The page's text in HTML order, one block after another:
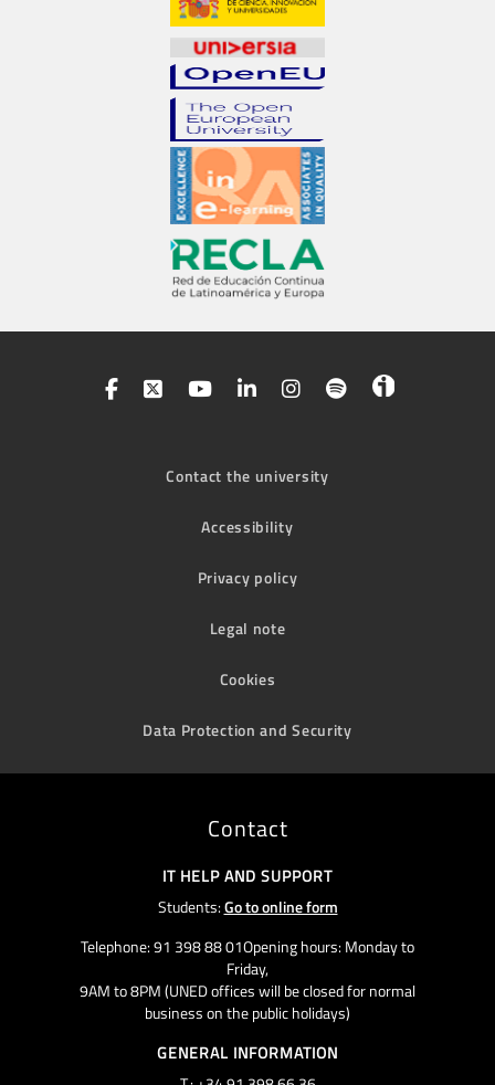
Contact the university
Accessibility
Privacy policy
Legal note
Cookies
Data Protection and Security
Contact
IT HELP AND SUPPORT
Students:Go to online form
Telephone: 91 398 88 01Opening hours: Monday to
Friday,
9AM to 8PM (UNED offices will be closed for normal
business on the public holidays)
GENERAL INFORMATION